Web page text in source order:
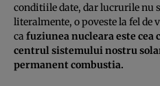
conditiile date, dar lucrurile nu
literalmente, o poveste la fel de
ca fuziunea nucleara este cea
centrul sistemului nostru
permanent combustia.